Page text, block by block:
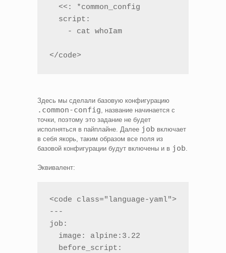
  <<: *common_config
  script:
    - cat whoIam
</code>
Здесь мы сделали базовую конфигурацию
.common-config , название начинается с
точки, поэтому это задание не будет
исполняться в пайплайне. Далее job включает
в себя якорь, таким образом все поля из
базовой конфигурации будут включены и в job
Эквивалент:
<code class="language-yaml">
---
job:
  image: alpine:3.22
  before_script: